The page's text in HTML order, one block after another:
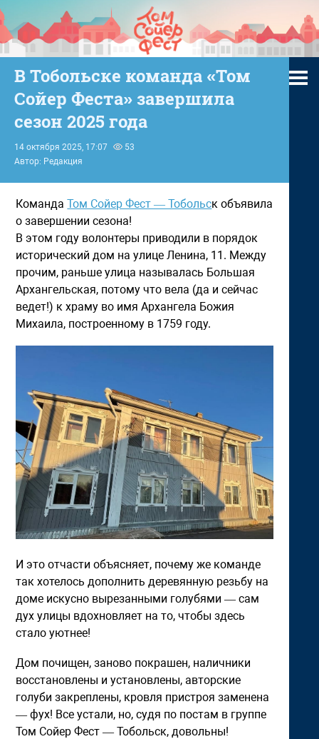
В Тобольске команда «Том
Сойер Феста» завершила
сезон 2025 года
14 октября 2025, 17:07
53
Автор: Редакция
КомандаТом Сойер Фест — Тобольск объявила
о завершении сезона!
В этом году волонтеры приводили в порядок
исторический дом на улице Ленина, 11. Между
прочим, раньше улица называлась Большая
Архангельская, потому что вела (да и сейчас
ведет!) к храму во имя Архангела Божия
Михаила, построенному в 1759 году.
И это отчасти объясняет, почему же команде
так хотелось дополнить деревянную резьбу на
доме искусно вырезанными голубями — сам
дух улицы вдохновляет на то, чтобы здесь
стало уютнее!
Дом почищен, заново покрашен, наличники
восстановлены и установлены, авторские
голуби закреплены, кровля пристроя заменена
— фух! Все устали, но, судя по постам в группе
Том Сойер Фест — Тобольск, довольны!